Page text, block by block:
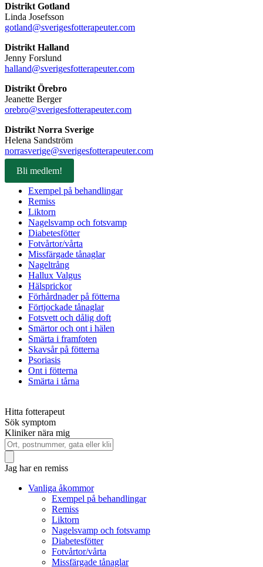
Distrikt Gotland
Linda Josefsson
gotland@sverigesfotterapeuter.com
Distrikt Halland
Jenny Forslund
halland@sverigesfotterapeuter.com
Distrikt Örebro
Jeanette Berger
orebro@sverigesfotterapeuter.com
Distrikt Norra Sverige
Helena Sandström
norrasverige@sverigesfotterapeuter.com
Bli medlem!
Exempel på behandlingar
Remiss
Liktorn
Nagelsvamp och fotsvamp
Diabetesfötter
Fotvårtor/vårta
Missfärgade tånaglar
Nageltrång
Hallux Valgus
Hälsprickor
Förhårdnader på fötterna
Förtjockade tånaglar
Fotsvett och dålig doft
Smärtor och ont i hälen
Smärta i framfoten
Skavsår på fötterna
Psoriasis
Ont i fötterna
Smärta i tårna
Hitta fotterapeut
Sök symptom
Kliniker nära mig
Jag har en remiss
Vanliga åkommor
Exempel på behandlingar
Remiss
Liktorn
Nagelsvamp och fotsvamp
Diabetesfötter
Fotvårtor/vårta
Missfärgade tånaglar